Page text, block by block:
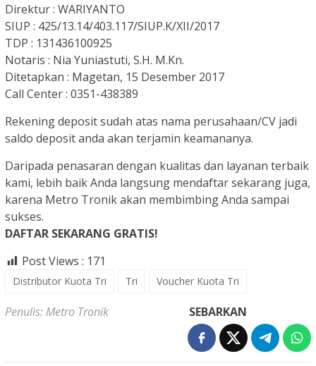
Direktur : WARIYANTO
SIUP : 425/13.14/403.117/SIUP.K/XII/2017
TDP : 131436100925
Notaris : Nia Yuniastuti, S.H. M.Kn.
Ditetapkan : Magetan, 15 Desember 2017
Call Center : 0351-438389
Rekening deposit sudah atas nama perusahaan/CV jadi
saldo deposit anda akan terjamin keamananya.
Daripada penasaran dengan kualitas dan layanan terbaik
kami, lebih baik Anda langsung mendaftar sekarang juga,
karena Metro Tronik akan membimbing Anda sampai
sukses.
DAFTAR SEKARANG GRATIS!
Post Views : 171
Distributor Kuota Tri Tri Voucher Kuota Tri
Penulis: Metro Tronik SEBARKAN